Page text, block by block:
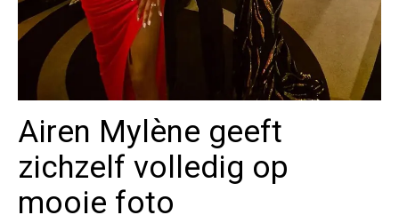
Airen Mylène geeft
zichzelf volledig op
mooie foto